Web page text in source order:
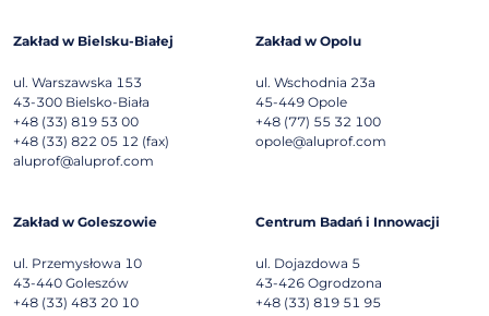
Zakład w Bielsku-Białej
ul. Warszawska 153
43-300 Bielsko-Biała
+48 (33) 819 53 00
+48 (33) 822 05 12 (fax)
aluprof@aluprof.com
Zakład w Opolu
ul. Wschodnia 23a
45-449 Opole
+48 (77) 55 32 100
opole@aluprof.com
Zakład w Goleszowie
ul. Przemysłowa 10
43-440 Goleszów
+48 (33) 483 20 10
Centrum Badań i Innowacji
ul. Dojazdowa 5
43-426 Ogrodzona
+48 (33) 819 51 95